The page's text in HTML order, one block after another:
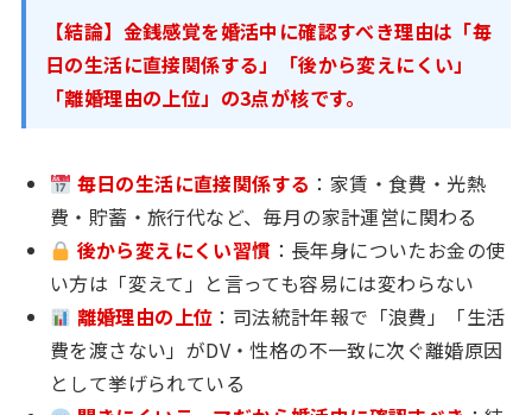
【結論】金銭感覚を婚活中に確認すべき理由は「毎
日の生活に直接関係する」「後から変えにくい」
「離婚理由の上位」の3点が核です。
毎日の生活に直接関係する ：家賃・食費・光熱
費・貯蓄・旅行代など、毎月の家計運営に関わる
後から変えにくい習慣 ：長年身についたお金の使
い方は「変えて」と言っても容易には変わらない
離婚理由の上位 ：司法統計年報で「浪費」「生活
費を渡さない」がDV・性格の不一致に次ぐ離婚原因
として挙げられている